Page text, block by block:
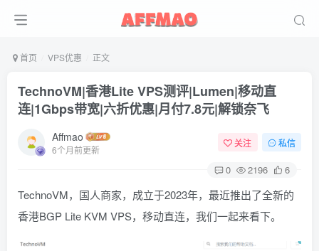
首页 VPS优惠 正文
TechnoVM|香港Lite VPS测评|Lumen|移动直
连|1Gbps带宽|六折优惠|月付7.8元|解锁奈飞
Affmao
6个月前更新
关注 私信
0 2196 6
TechnoVM，国人商家，成立于2023年，最近推出了全新的
香港BGP Lite KVM VPS，移动直连，我们一起来看下。